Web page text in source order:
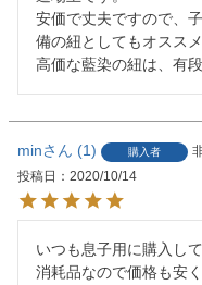
安価で丈夫ですので、
備の紐としてもオススメ
高価な藍染の紐は、有
min 1 購入者
投稿日
2020/10/14
いつも息子用に購入して
消耗品なので価格も安